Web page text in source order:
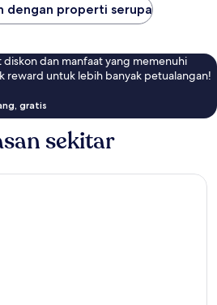
dengan properti serupa
diskon dan manfaat yang memenuhi
reward untuk lebih banyak petualangan!
gratis
sekitar